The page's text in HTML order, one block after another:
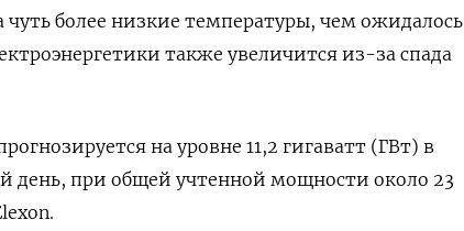
более низкие температуры, чем ожидалось
также увеличится из-за спада
на уровне 11,2 гигаватт (ГВт) в
день, при общей учтенной мощности около 23